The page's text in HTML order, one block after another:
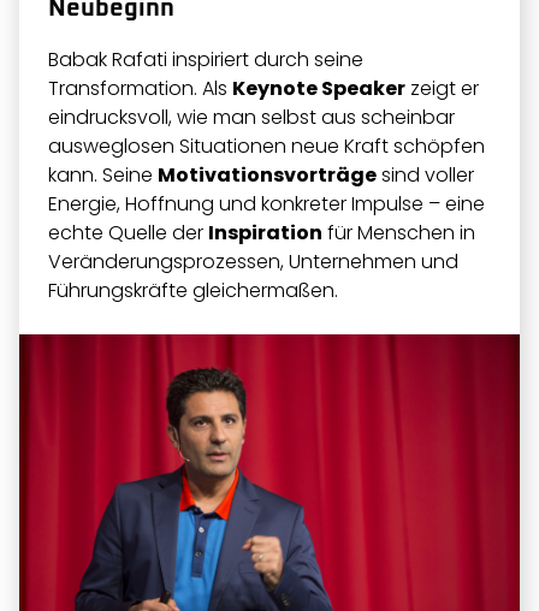
Neubeginn
Babak Rafati inspiriert durch seine
Transformation. Als Keynote Speaker zeigt er
eindrucksvoll, wie man selbst aus scheinbar
ausweglosen Situationen neue Kraft schöpfen
kann. Seine Motivationsvorträgesind voller
Energie, Hoffnung und konkreter Impulse – eine
echte Quelle der Inspiration für Menschen in
Veränderungsprozessen, Unternehmen und
Führungskräfte gleichermaßen.